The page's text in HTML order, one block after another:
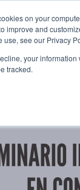
on your
improve and
use, see our Privacy
your
tracked.
INICIO